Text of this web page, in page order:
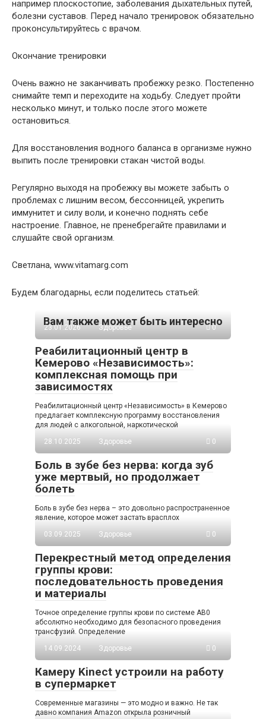
например плоскостопие, заболевания дыхательных путей,
болезни суставов. Перед начало тренировок обязательно
проконсультируйтесь с врачом.
Окончание тренировки
Очень важно не заканчивать пробежку резко. Постепенно
снимайте темп и переходите на ходьбу. Следует пройти
несколько минут, и только после этого можете
остановиться.
Для восстановления водного баланса в организме нужно
выпить после тренировки стакан чистой воды.
Регулярно выходя на пробежку вы можете забыть о
проблемах с лишним весом, бессонницей, укрепить
иммунитет и силу воли, и конечно поднять себе
настроение. Главное, не пренебрегайте правилами и
слушайте свой организм.
Светлана, www.vitamarg.com
Будем благодарны, если поделитесь статьей:
Вам также может быть интересно
23.01.2026 Здоровье 0
Реабилитационный центр в
Кемерово «Независимость»:
комплексная помощь при
зависимостях
Реабилитационный центр «Независимость» в Кемерово
предлагает комплексную программу восстановления
для людей с алкогольной, наркотической
28.10.2025
Здоровье 0
Боль в зубе без нерва: когда зуб
уже мертвый, но продолжает
болеть
Боль в зубе без нерва – это довольно распространенное
явление, которое может застать врасплох
03.09.2025
Здоровье 0
Перекрестный метод определения
группы крови:
последовательность проведения
и материалы
Точное определение группы крови по системе AB0
абсолютно необходимо для безопасного проведения
трансфузий. Определение
14.09.2024
Здоровье 0
Камеру Kinect устроили на работу
в супермаркет
Современные магазины — это модно и важно. Не так
давно компания Amazon открыла розничный